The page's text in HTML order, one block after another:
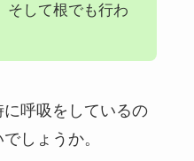
そして根でも行わ
呼吸をしているの
しょうか。